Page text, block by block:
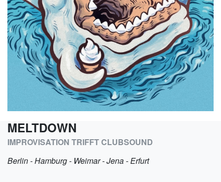
MELTDOWN
IMPROVISATION TRIFFT CLUBSOUND
Berlin - Hamburg - Weimar - Jena - Erfurt